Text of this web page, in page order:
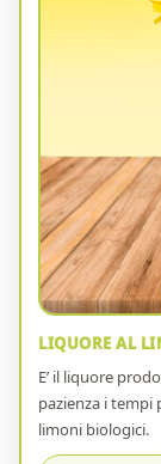
LIQUORE AL
E’ il liquore
pazienza i tempi
limoni biologici.